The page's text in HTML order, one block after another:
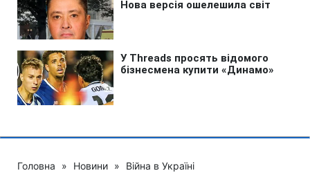
Головна » Новини » Війна в Україні